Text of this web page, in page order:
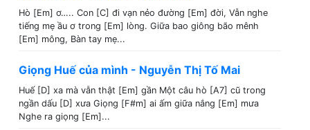
Hò [Em] ơ….. Con [C] đi vạn nẻo đường [Em] đời, Vẫn nghe
tiếng mẹ ầu ơ trong [Em] lòng. Giữa bao giông bão mênh
[Em] mông, Bàn tay mẹ...
Giọng Huế của mình - Nguyễn Thị Tố Mai
Huế [D] xa mà vẫn thật [Em] gần Một câu hò [A7] cũ trong
ngần dấu [D] xưa Giọng [F#m] ai ấm giữa nắng [Em] mưa
Nghe ra giọng [Em]...